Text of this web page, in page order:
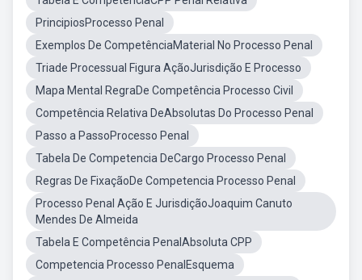
PrincipiosProcesso Penal
Exemplos De CompetênciaMaterial No Processo Penal
Triade Processual Figura AçãoJurisdição E Processo
Mapa Mental RegraDe Competência Processo Civil
Competência Relativa DeAbsolutas Do Processo Penal
Passo a PassoProcesso Penal
Tabela De Competencia DeCargo Processo Penal
Regras De FixaçãoDe Competencia Processo Penal
Processo Penal Ação E JurisdiçãoJoaquim Canuto
Mendes De Almeida
Tabela E Competência PenalAbsoluta CPP
Competencia Processo PenalEsquema